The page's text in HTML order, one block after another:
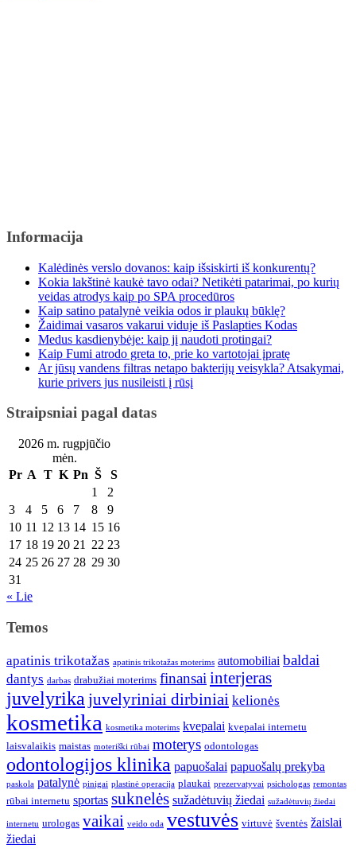
Informacija
Kalėdinės verslo dovanos: kaip išsiskirti iš konkurentų?
Kokia lakštinė kaukė tavo odai? Netikėti patarimai, po kurių
veidas atrodys kaip po SPA procedūros
Kaip satino patalynė veikia odos ir plaukų būklę?
Žaidimai vasaros vakarui viduje iš Paslapties Kodas
Medus kasdienybėje: kaip jį naudoti protingai?
Kaip Fumi atrodo greta to, prie ko vartotojai įpratę
Ar jūsų vandens filtras netapo bakterijų veisykla? Atsakymai,
kurie privers jus nusileisti į rūsį
Straipsniai pagal datas
2026 m. rugpjūčio
mėn.
Pr A T K Pn Š
S
1
2
3
4 5 6 7 8
9
10 11 12 13 14 15 16
17 18 19 20 21 22 23
24 25 26 27 28 29 30
31
« Lie
Temos
apatinis trikotažas apatinis trikotažas moterims automobiliai baldai
dantys darbas drabužiai moterims finansai interjeras
juvelyrika juvelyriniai dirbiniai kelionės
kosmetika kosmetika moterims kvepalai kvepalai internetu
laisvalaikis maistas moteriški rūbai moterys odontologas
odontologijos klinika papuošalai papuošalų prekyba
paskola patalynė pinigai plastinė operacija plaukai prezervatyvai psichologas remontas
rūbai internetu sportas suknelės sužadėtuvių žiedai sužadėtuvių žiedai
internetu urologas vaikai veido oda vestuvės virtuvė šventės žaislai
žiedai